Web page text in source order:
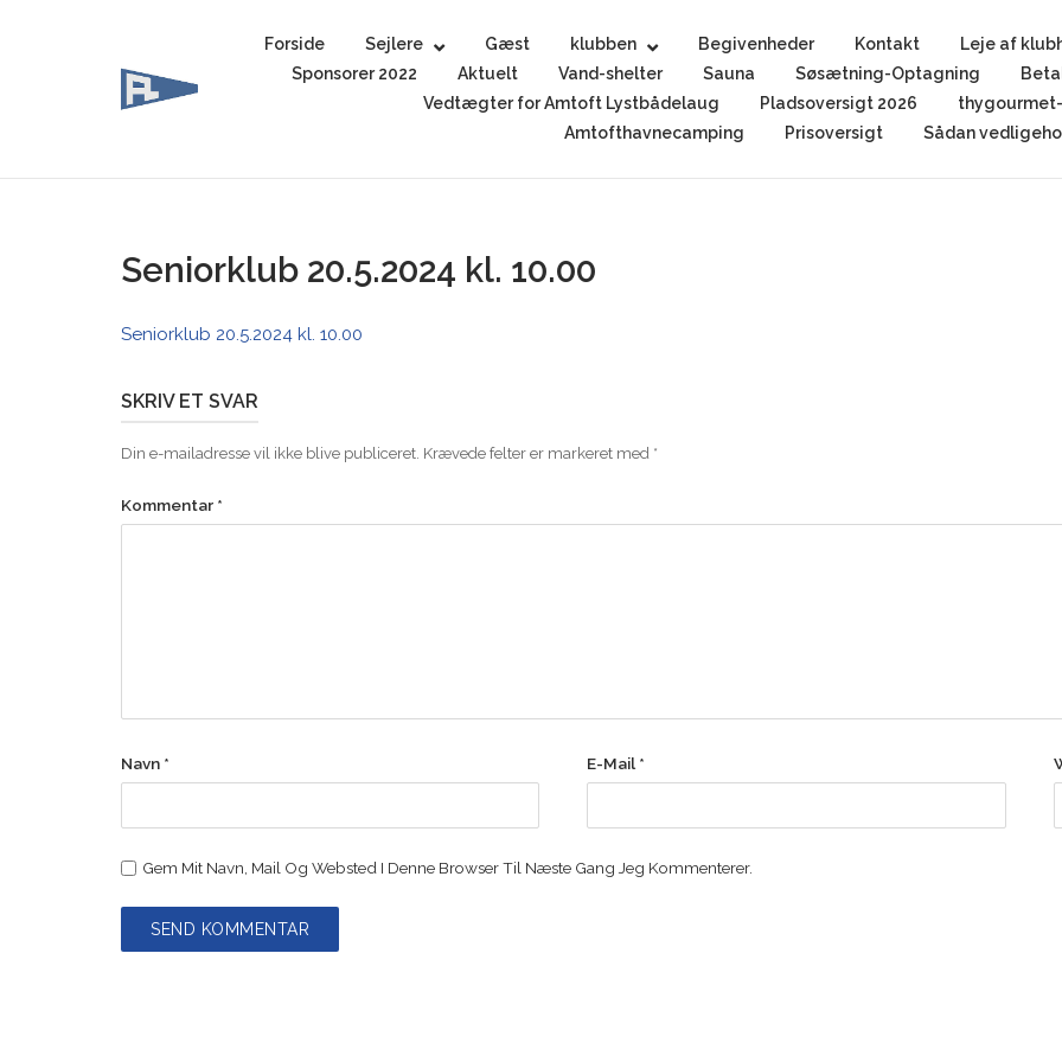
Forside Sejlere Gæst klubben Begivenheder Kontakt Leje af
Sponsorer 2022
Aktuelt Vand-shelter Sauna Søsætning-Optagning
Vedtægter for Amtoft Lystbådelaug
Pladsoversigt 2026
Amtofthavnecamping
Prisoversigt Sådan
Seniorklub 20.5.2024 kl. 10.00
Seniorklub 20.5.2024 kl. 10.00
SKRIV ET SVAR
Din e-mailadresse vil ikke blive publiceret. Krævede felter er markeret med *
Kommentar *
Navn * E-Mail *
Gem Mit Navn, Mail Og Websted I Denne Browser Til Næste Gang Jeg Kommenterer.